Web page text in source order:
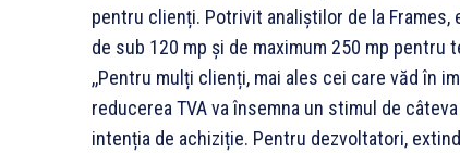
pentru clienți. Potrivit analiștilor de la Frames,
de sub 120 mp și de maximum 250 mp pentru
,,Pentru mulți clienți, mai ales cei care văd în
reducerea TVA va însemna un stimul de
intenția de achiziție. Pentru dezvoltatori,